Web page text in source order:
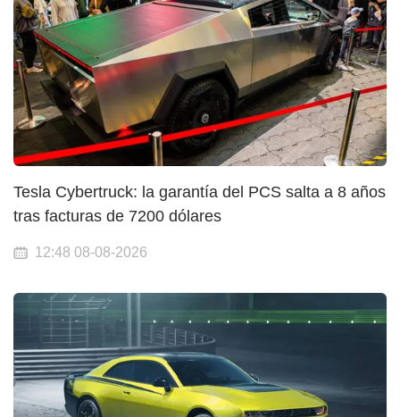
Tesla Cybertruck: la garantía del PCS salta a 8 años
tras facturas de 7200 dólares
12:48 08-08-2026